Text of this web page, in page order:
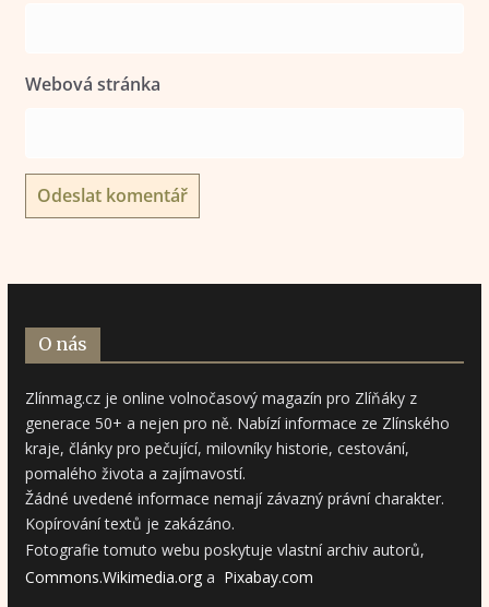
Webová stránka
O nás
Zlínmag.cz je online volnočasový magazín pro Zlíňáky z
generace 50+ a nejen pro ně. Nabízí informace ze Zlínského
kraje, články pro pečující, milovníky historie, cestování,
pomalého života a zajímavostí.
Žádné uvedené informace nemají závazný právní charakter.
Kopírování textů je zakázáno.
Fotografie tomuto webu poskytuje vlastní archiv autorů,
Commons.Wikimedia.orga Pixabay.com